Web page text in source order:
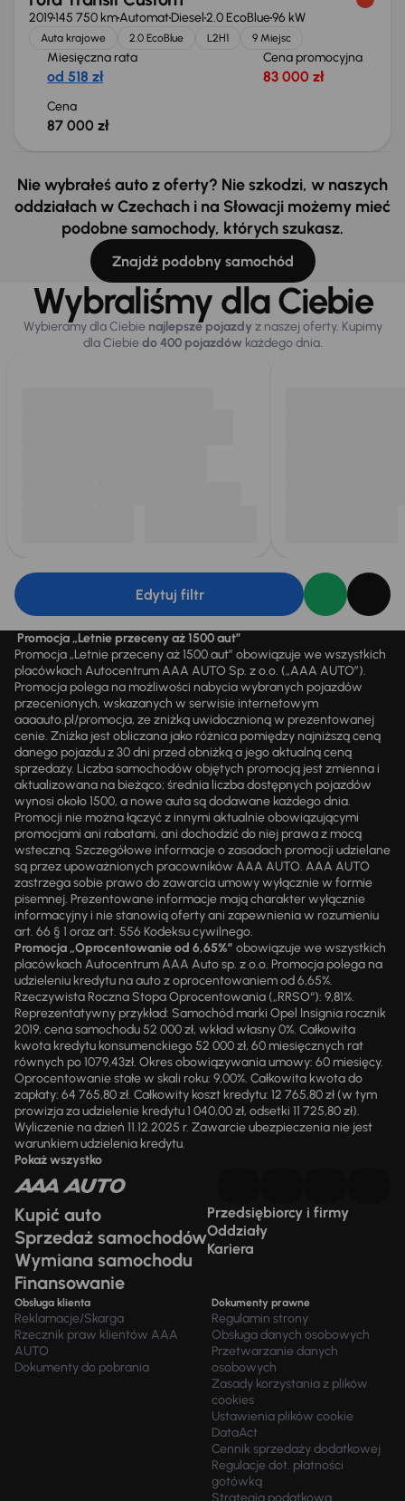
2019145 750 kmAutomatDiesel2.0 EcoBlue96 kW
Auta krajowe 2.0 EcoBlue L2H1 9 Miejsc
Miesięczna rata
od 518 zł
Cena promocyjna
83 000 zł
Cena
87 000 zł
Nie wybrałeś auto z oferty? Nie szkodzi, w naszych
oddziałach w Czechach i na Słowacji możemy mieć
podobne samochody, których szukasz.
Znajdź podobny samochód
Wybraliśmy dla Ciebie
Wybieramy dla Ciebie najlepsze pojazdy z naszej oferty. Kupimy
dla Ciebiedo 400 pojazdówkażdego dnia.
Edytuj filtr
Promocja „Letnie przeceny aż 1500 aut”
Promocja „Letnie przeceny aż 1500 aut” obowiązuje we wszystkich
placówkach Autocentrum AAA AUTO Sp. z o.o. („AAA AUTO”).
Promocja polega na możliwości nabycia wybranych pojazdów
przecenionych, wskazanych w serwisie internetowym
aaaauto.pl/promocja, ze zniżką uwidocznioną w prezentowanej
cenie. Zniżka jest obliczana jako różnica pomiędzy najniższą ceną
danego pojazdu z 30 dni przed obniżką a jego aktualną ceną
sprzedaży. Liczba samochodów objętych promocją jest zmienna i
aktualizowana na bieżąco; średnia liczba dostępnych pojazdów
wynosi około 1500, a nowe auta są dodawane każdego dnia.
Promocji nie można łączyć z innymi aktualnie obowiązującymi
promocjami ani rabatami, ani dochodzić do niej prawa z mocą
wsteczną. Szczegółowe informacje o zasadach promocji udzielane
są przez upoważnionych pracowników AAA AUTO. AAA AUTO
zastrzega sobie prawo do zawarcia umowy wyłącznie w formie
pisemnej. Prezentowane informacje mają charakter wyłącznie
informacyjny i nie stanowią oferty ani zapewnienia w rozumieniu
art. 66 § 1 oraz art. 556 Kodeksu cywilnego.
Promocja „Oprocentowanie od 6,65%” obowiązuje we wszystkich
placówkach Autocentrum AAA Auto sp. z o.o. Promocja polega na
udzieleniu kredytu na auto z oprocentowaniem od 6,65%.
Rzeczywista Roczna Stopa Oprocentowania („RRSO“): 9,81%.
Reprezentatywny przykład: Samochód marki Opel Insignia rocznik
2019, cena samochodu 52 000 zł, wkład własny 0%. Całkowita
kwota kredytu konsumenckiego 52 000 zł, 60 miesięcznych rat
równych po 1079,43zł. Okres obowiązywania umowy: 60 miesięcy.
Oprocentowanie stałe w skali roku: 9,00%. Całkowita kwota do
zapłaty: 64 765,80 zł. Całkowity koszt kredytu: 12 765,80 zł (w tym
prowizja za udzielenie kredytu 1 040,00 zł, odsetki 11 725,80 zł).
Wyliczenie na dzień 11.12.2025 r. Zawarcie ubezpieczenia nie jest
warunkiem udzielenia kredytu.
Pokaż wszystko
Kupić auto
Sprzedaż samochodów
Wymiana samochodu
Finansowanie
Przedsiębiorcy i firmy
Oddziały
Kariera
Obsługa klienta
Reklamacje/Skarga
Rzecznik praw klientów AAA
AUTO
Dokumenty do pobrania
Dokumenty prawne
Regulamin strony
Obsługa danych osobowych
Przetwarzanie danych
osobowych
Zasady korzystania z plików
cookies
Ustawienia plików cookie
DataAct
Cennik sprzedaży dodatkowej
Regulacje dot. płatności
gotówką
Strategia podatkowa